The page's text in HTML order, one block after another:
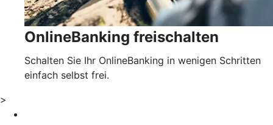
OnlineBanking freischalten
Schalten Sie Ihr OnlineBanking in wenigen Schritten
einfach selbst frei.
>